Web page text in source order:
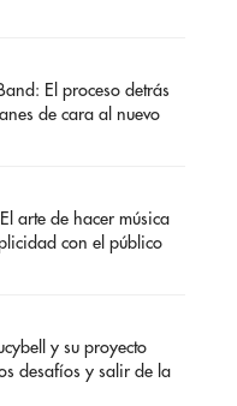
El proceso detrás
de cara al nuevo
arte de hacer música
con el público
y su proyecto
desafíos y salir de la